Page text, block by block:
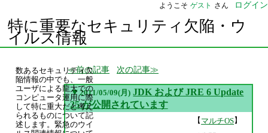
ようこそ ゲスト さん ログイン
特に重要なセキュリティ欠陥・ウ
イルス情報
前の記事 次の記事
▼ 2011/05/09(月) JDK および JRE 6 Update
25 が公開されています
【マルチOS】
数あるセキュリティ欠
陥情報の中でも、一般
ユーザによる龍大での
コンピュータ運用に際
して特に重大だと考え
られるものについて記
述します。緊急のウイ